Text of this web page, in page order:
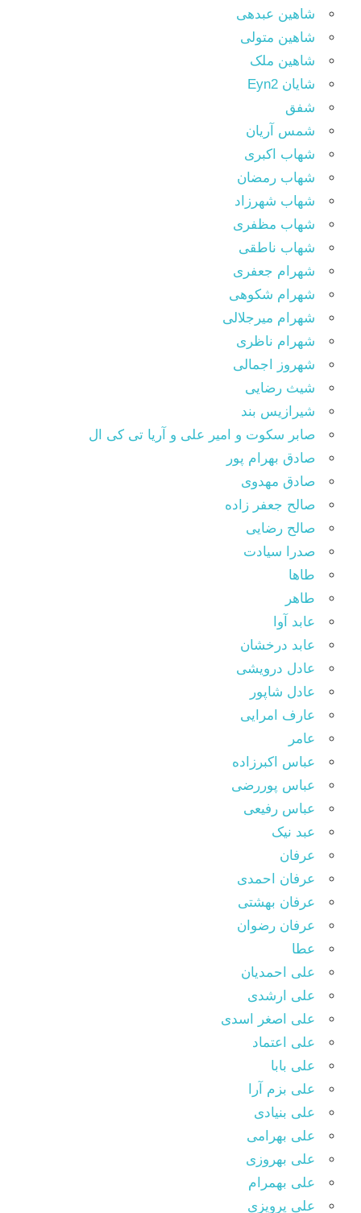
شاهین عبدهی
شاهین متولی
شاهین ملک
شایان Eyn2
شفق
شمس آریان
شهاب اکبری
شهاب رمضان
شهاب شهرزاد
شهاب مظفری
شهاب ناطقی
شهرام جعفری
شهرام شکوهی
شهرام میرجلالی
شهرام ناظری
شهروز اجمالی
شیث رضایی
شیرازیس بند
صابر سکوت و امیر علی و آریا تی کی ال
صادق بهرام پور
صادق مهدوی
صالح جعفر زاده
صالح رضایی
صدرا سیادت
طاها
طاهر
عابد آوا
عابد درخشان
عادل درویشی
عادل شاپور
عارف امرایی
عامر
عباس اکبرزاده
عباس پوررضی
عباس رفیعی
عبد نیک
عرفان
عرفان احمدی
عرفان بهشتی
عرفان رضوان
عطا
علی احمدیان
علی ارشدی
علی اصغر اسدی
علی اعتماد
علی بابا
علی بزم آرا
علی بنیادی
علی بهرامی
علی بهروزی
علی بهمرام
علی پرویزی